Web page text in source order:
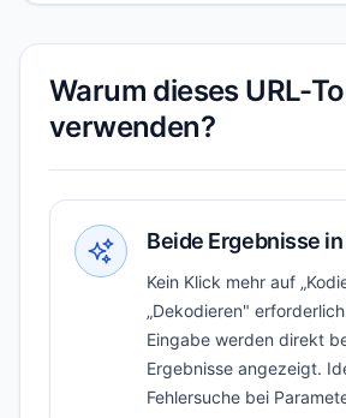
Warum dieses URL-
verwenden?
Beide Ergebnisse
Kein Klick mehr auf
„Dekodieren"
Eingabe werden direkt
Ergebnisse angezeigt.
Fehlersuche bei